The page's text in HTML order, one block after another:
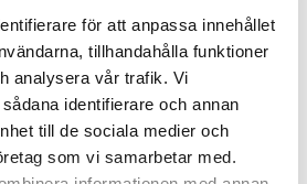
för att anpassa innehållet
tillhandahålla funktioner
analysera vår trafik. Vi
identifierare och annan
till de sociala medier och
som vi samarbetar med.
sida 20 50 100 200
3 st